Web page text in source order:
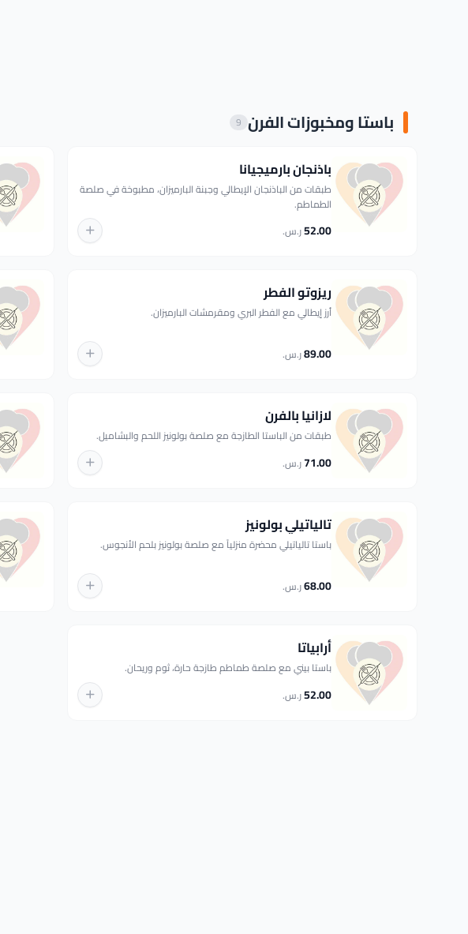
باستا ومخبوزات الفرن 9
باذنجان بارميجيانا
طبقات من الباذنجان الإيطالي وجبنة البارميزان، مطبوخة في صلصة
الطماطم.
52.00ر.س.
ريزوتو الفطر
أرز إيطالي مع الفطر البري ومقرمشات البارميزان.
89.00ر.س.
لازانيا بالفرن
طبقات من الباستا الطازجة مع صلصة بولونيز اللحم والبشاميل.
71.00ر.س.
تالياتيلي بولونيز
باستا تالياتيلي محضرة منزلياً مع صلصة بولونيز بلحم الأنجوس.
68.00ر.س.
أرابياتا
باستا بيني مع صلصة طماطم طازجة حارة، ثوم وريحان.
52.00ر.س.